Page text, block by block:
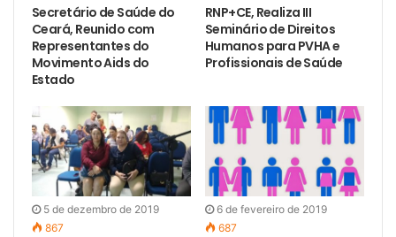
Secretário de Saúde do
Ceará, Reunido com
Representantes do
Movimento Aids do
Estado
RNP+CE, Realiza III
Seminário de Direitos
Humanos para PVHA e
Profissionais de Saúde
5 de dezembro de 2019
867
6 de fevereiro de 2019
687